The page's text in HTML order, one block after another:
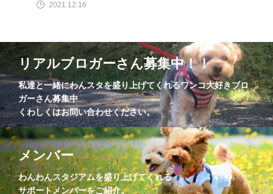
2021.12.16
リアルブロガーさん募集中！！
私達と一緒にわんスタを盛り上げてくれるワンコ大好きブロ
ガーさん募集中
くわしくはお問い合わせください。
メンバー
わんわんスタジアムを盛り上げてくれる
サポートメンバーをご紹介。